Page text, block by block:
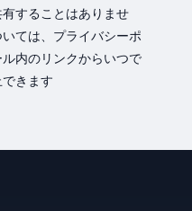
することはありませ
ては、プライバシーポ
内のリンクからいつで
きます